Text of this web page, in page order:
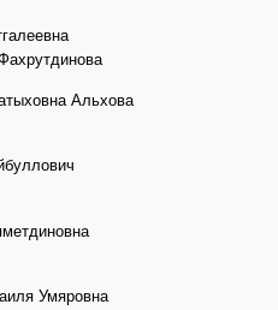
Альхова
Умяровна